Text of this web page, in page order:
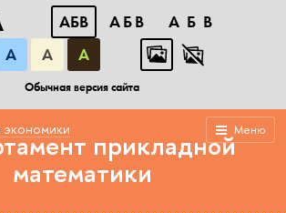
АБB АБB
АБB
А А А
Обычная версия сайта
Меню
экономики
электроники и математики им. А.Н.
Тихонова
прикладной
математики